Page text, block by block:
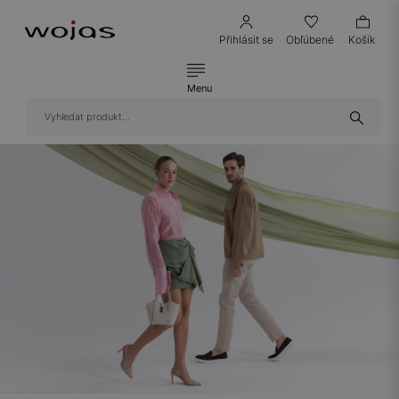
Přihlásit se Obľúbené Košík
Menu